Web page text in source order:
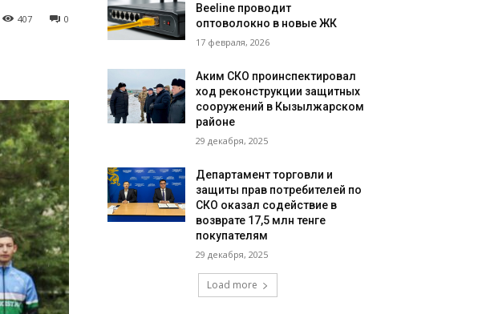
0
407
Beeline проводит
оптоволокно в новые ЖК
17 февраля, 2026
Аким СКО проинспектировал
ход реконструкции защитных
сооружений в Кызылжарском
районе
29 декабря, 2025
Департамент торговли и
защиты прав потребителей по
СКО оказал содействие в
возврате 17,5 млн тенге
покупателям
29 декабря, 2025
Load more